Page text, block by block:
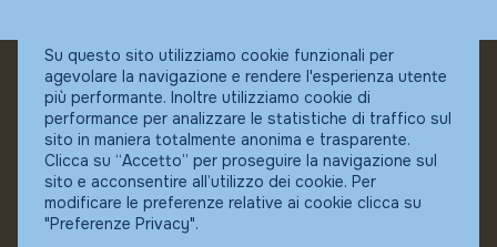
© Fundstore
Collocatore autorizzato:
Banca Ifigest SpA
P.Iva: 04337180485
Su questo sito utilizziamo cookie funzionali per
agevolare la navigazione e rendere l'esperienza utente
più performante. Inoltre utilizziamo cookie di
performance per analizzare le statistiche di traffico sul
sito in maniera totalmente anonima e trasparente.
Clicca su “Accetto” per proseguire la navigazione sul
sito e acconsentire all’utilizzo dei cookie. Per
modificare le preferenze relative ai cookie clicca su
"Preferenze Privacy".